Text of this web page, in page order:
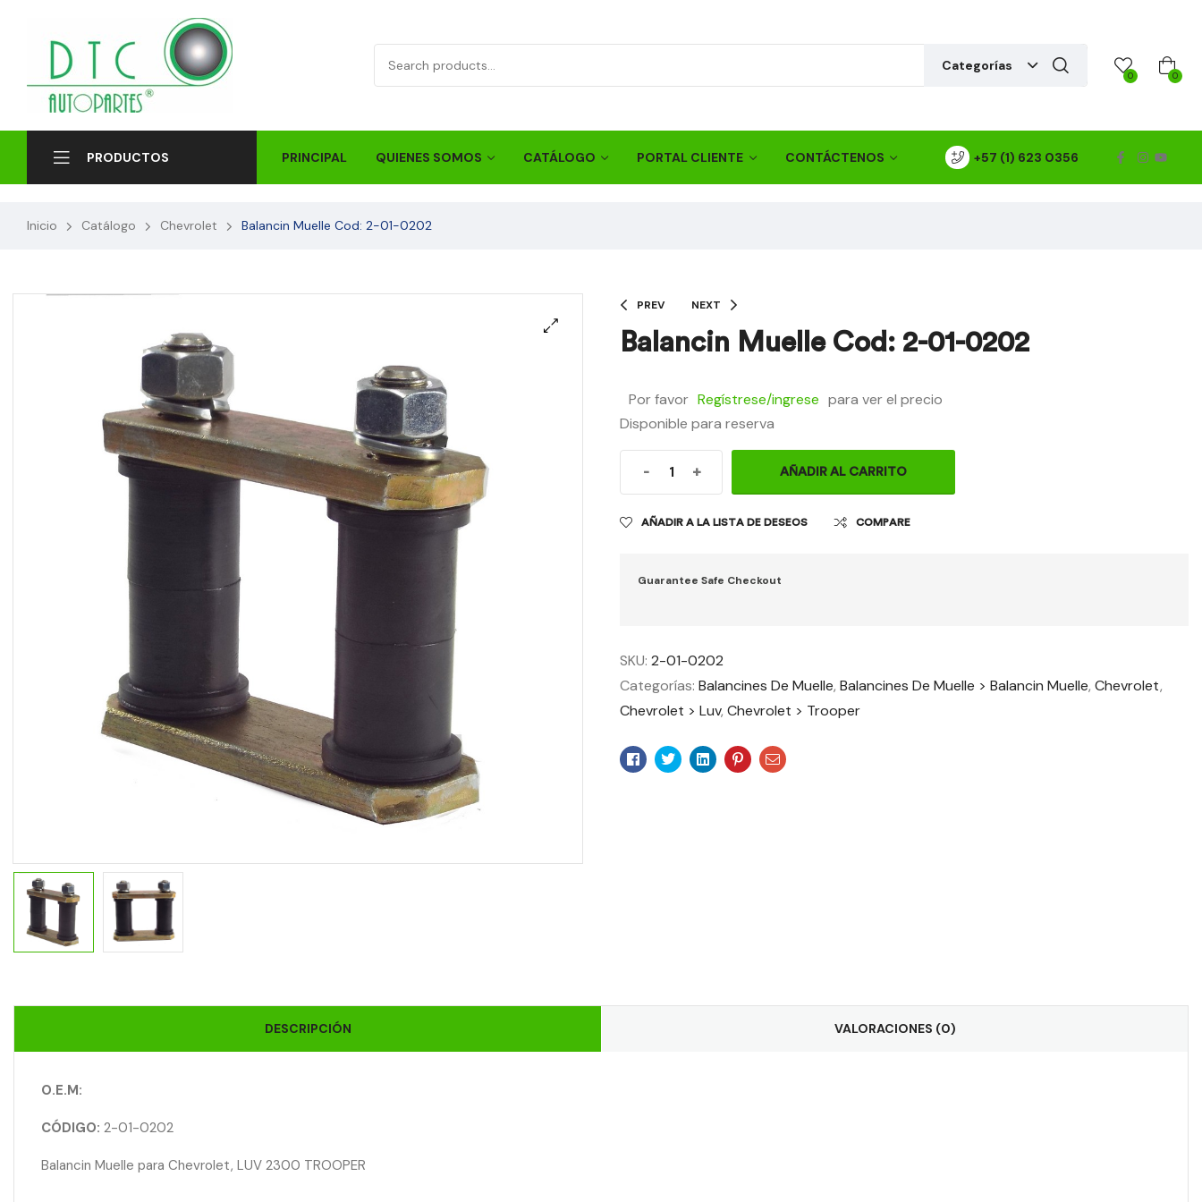
Categorías
0 0
PRODUCTOS PRINCIPAL QUIENES SOMOS CATÁLOGO PORTAL CLIENTE CONTÁCTENOS +57 (1) 623 0356
Inicio Catálogo Chevrolet Balancin Muelle Cod: 2-01-0202
PREV NEXT
Balancin Muelle Cod: 2-01-0202
Por favor Regístrese/ingrese para ver el precio
Disponible para reserva
- + AÑADIR AL CARRITO
AÑADIR A LA LISTA DE DESEOS COMPARE
Guarantee Safe Checkout
SKU:2-01-0202
Categorías:Balancines De Muelle,Balancines De Muelle > Balancin Muelle,Chevrolet,
Chevrolet > Luv,Chevrolet > Trooper
Facebook
TwitterLinkedinPinterest
Email
DESCRIPCIÓN VALORACIONES (0)
O.E.M:
CÓDIGO: 2-01-0202
Balancin Muelle para Chevrolet, LUV 2300 TROOPER